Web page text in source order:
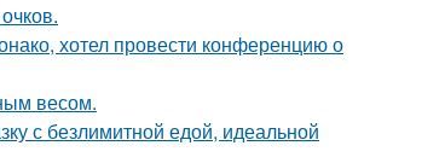
хотел провести конференцию о
весом.
с безлимитной едой, идеальной